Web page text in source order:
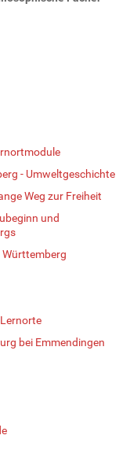
- Umweltgeschichte
Weg zur Freiheit
und
Württemberg
bei Emmendingen